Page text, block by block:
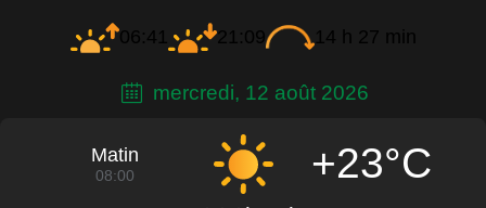
06:41 21:09 14 h 27 min
mercredi, 12 août 2026
Matin
08:00 +23°C